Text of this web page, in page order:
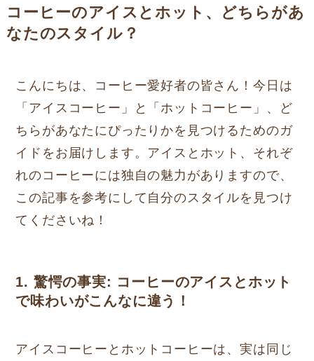
コーヒーのアイスとホット、どちらがあ
なたのスタイル？
こんにちは、コーヒー愛好者の皆さん！今日は
「アイスコーヒー」と「ホットコーヒー」、ど
ちらがあなたにぴったりかを見つけるためのガ
イドをお届けします。アイスとホット、それぞ
れのコーヒーには独自の魅力がありますので、
この記事を参考にして自分のスタイルを見つけ
てくださいね！
1. 驚愕の事実: コーヒーのアイスとホット
で味わいがこんなに違う！
アイスコーヒーとホットコーヒーは、実は同じ